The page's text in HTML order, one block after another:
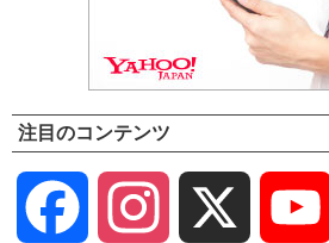
注目のコンテンツ
Facebook Instagram